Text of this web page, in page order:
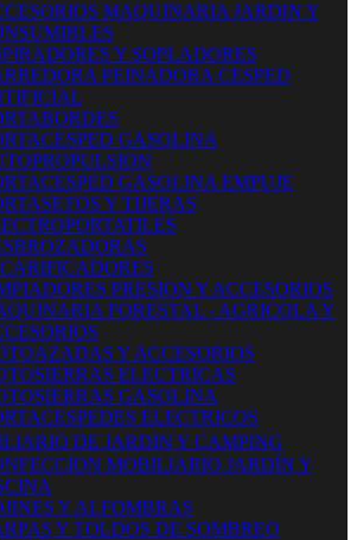
MAQUINARIA JARDIN Y
Y SOPLADORES
PEINADORA CESPED
GASOLINA
GASOLINA EMPUJE
Y TIJERAS
PRESION Y ACCESORIOS
FORESTAL - AGRICOLA Y
Y ACCESORIOS
ELECTRICAS
GASOLINA
ELECTRICOS
DE JARDIN Y CAMPING
MOBILIARIO JARDÍN Y
Y ALFOMBRAS
Y TOLDOS DE SOMBREO